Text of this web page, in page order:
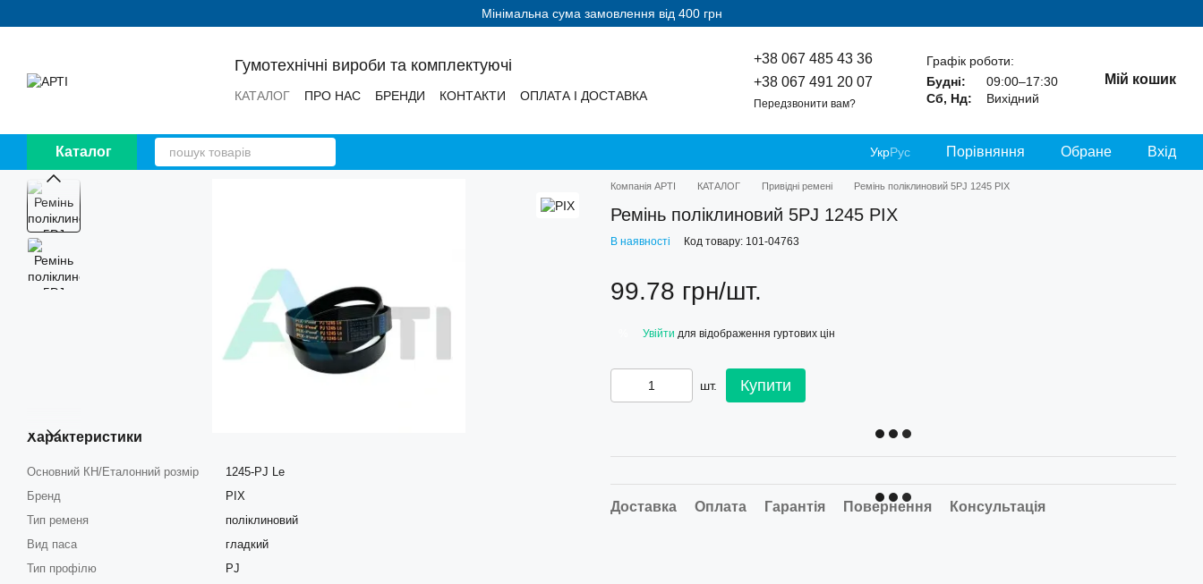
Мінімальна сума замовлення від 400 грн
Гумотехнічні вироби та комплектуючі
КАТАЛОГ ПРО НАС БРЕНДИ КОНТАКТИ
ОПЛАТА І ДОСТАВКА
+38 067 485 43 36
+38 067 491 20 07
Передзвонити вам?
Графік роботи:
Будні:
09:00–17:30
Сб, Нд:
Вихідний
Мій кошик
Каталог УкрРус Порівняння Обране Вхід
Характеристики
Основний КН/Еталонний розмір
1245-PJ Le
Бренд
PIX
Тип ременя
поліклиновий
Вид паса
гладкий
Тип профілю
PJ
Компанія АРТІ КАТАЛОГ Привідні ремені Ремінь поліклиновий 5РJ 1245 PIX
Ремінь поліклиновий 5РJ 1245 PIX
В наявності Код товару: 101-04763
99.78 грн/шт.
Увійти для відображення гуртових цін
шт. Купити
Доставка Оплата Гарантія Повернення Консультація